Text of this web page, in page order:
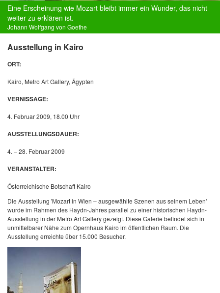
Eine Erscheinung wie Mozart bleibt immer ein Wunder, das nicht
weiter zu erklären ist.
Johann Wolfgang von Goethe
Ausstellung in Kairo
ORT:
Kairo, Metro Art Gallery, Ägypten
VERNISSAGE:
4. Februar 2009, 18.00 Uhr
AUSSTELLUNGSDAUER:
4. – 28. Februar 2009
VERANSTALTER:
Österreichische Botschaft Kairo
Die Ausstellung 'Mozart in Wien – ausgewählte Szenen aus seinem Leben'
wurde im Rahmen des Haydn-Jahres parallel zu einer historischen Haydn-
Ausstellung in der Metro Art Gallery gezeigt. Diese Galerie befindet sich in
unmittelbarer Nähe zum Opernhaus Kairo im öffentlichen Raum. Die
Ausstellung erreichte über 15.000 Besucher.